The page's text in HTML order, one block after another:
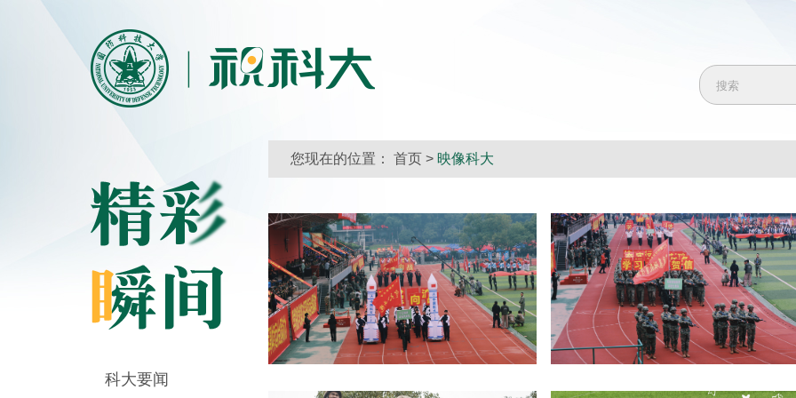
您现在的位置： 首页 > 映像科大
科大要闻